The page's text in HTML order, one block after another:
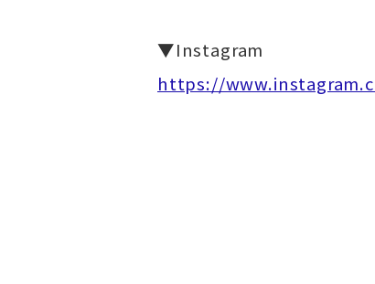
▼Instagram
https://